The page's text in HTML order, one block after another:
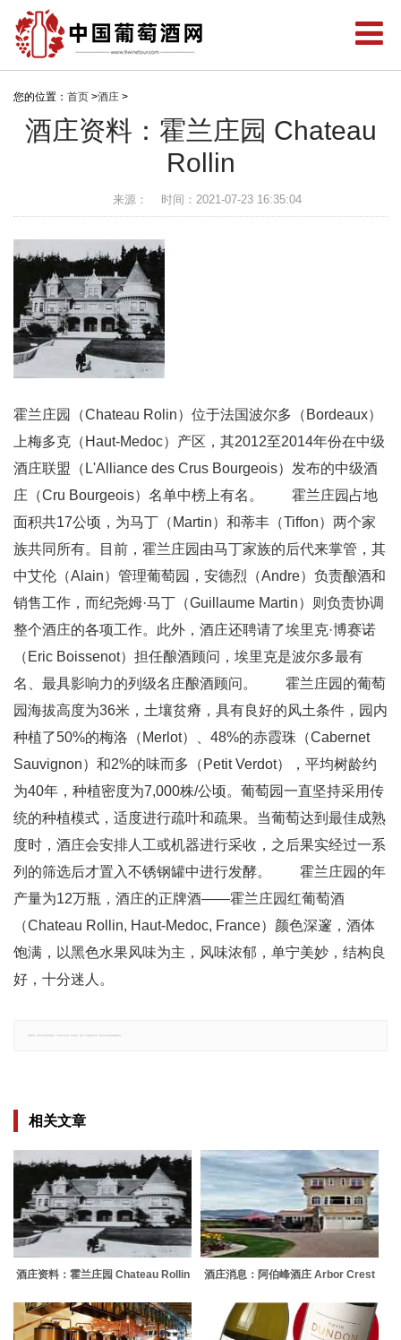
您的位置： 首页 >酒庄 >
酒庄资料：霍兰庄园 Chateau
Rollin
来源： 时间：2021-07-23 16:35:04
霍兰庄园（Chateau Rolin）位于法国波尔多（Bordeaux）
上梅多克（Haut-Medoc）产区，其2012至2014年份在中级
酒庄联盟（L'Alliance des Crus Bourgeois）发布的中级酒
庄（Cru Bourgeois）名单中榜上有名。 霍兰庄园占地
面积共17公顷，为马丁（Martin）和蒂丰（Tiffon）两个家
族共同所有。目前，霍兰庄园由马丁家族的后代来掌管，其
中艾伦（Alain）管理葡萄园，安德烈（Andre）负责酿酒和
销售工作，而纪尧姆·马丁（Guillaume Martin）则负责协调
整个酒庄的各项工作。此外，酒庄还聘请了埃里克·博赛诺
（Eric Boissenot）担任酿酒顾问，埃里克是波尔多最有
名、最具影响力的列级名庄酿酒顾问。 霍兰庄园的葡萄
园海拔高度为36米，土壤贫瘠，具有良好的风土条件，园内
种植了50%的梅洛（Merlot）、48%的赤霞珠（Cabernet
Sauvignon）和2%的味而多（Petit Verdot），平均树龄约
为40年，种植密度为7,000株/公顷。葡萄园一直坚持采用传
统的种植模式，适度进行疏叶和疏果。当葡萄达到最佳成熟
度时，酒庄会安排人工或机器进行采收，之后果实经过一系
列的筛选后才置入不锈钢罐中进行发酵。 霍兰庄园的年
产量为12万瓶，酒庄的正牌酒——霍兰庄园红葡萄酒
（Chateau Rollin, Haut-Medoc, France）颜色深邃，酒体
饱满，以黑色水果风味为主，风味浓郁，单宁美妙，结构良
好，十分迷人。
相关文章
酒庄资料：霍兰庄园 Chateau Rollin
酒庄消息：阿伯峰酒庄 Arbor Crest